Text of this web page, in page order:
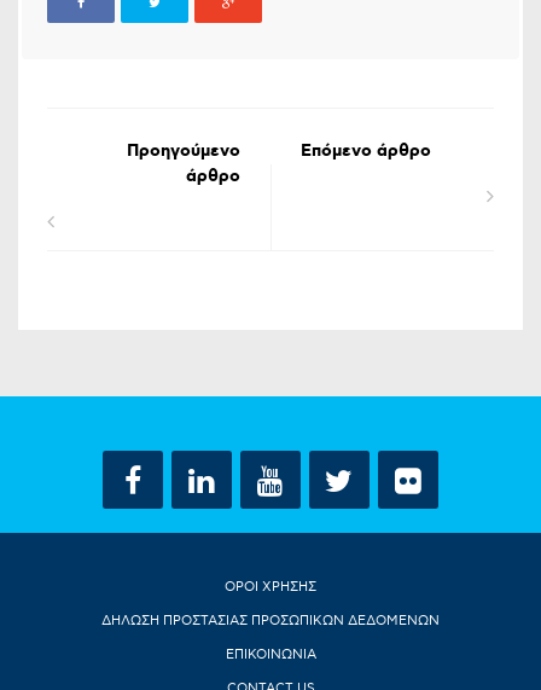
Προηγούμενο
άρθρο
Επόμενο άρθρο
ΟΡΟΙ ΧΡΗΣΗΣ
ΔΗΛΩΣΗ ΠΡΟΣΤΑΣΙΑΣ ΠΡΟΣΩΠΙΚΩΝ ΔΕΔΟΜΕΝΩΝ
ΕΠΙΚΟΙΝΩΝΙΑ